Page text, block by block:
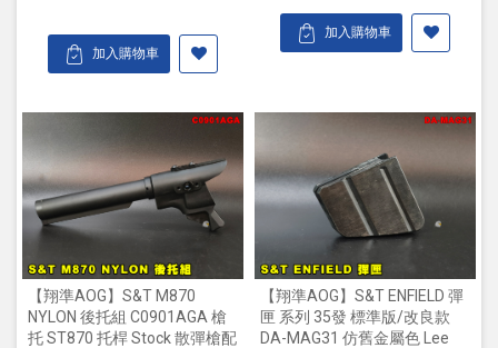
加入購物車
加入購物車
【翔準AOG】S&T M870
NYLON 後托組 C0901AGA 槍
托 ST870 托桿 Stock 散彈槍配
【翔準AOG】S&T ENFIELD 彈
匣 系列 35發 標準版/改良款
DA-MAG31 仿舊金屬色 Lee